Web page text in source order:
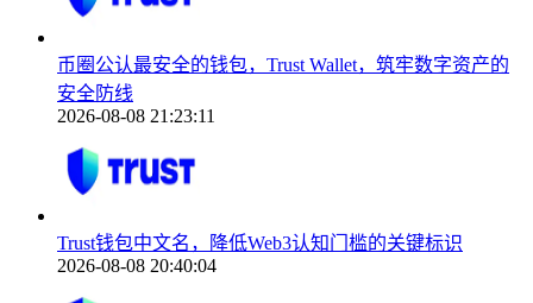
币圈公认最安全的钱包，Trust Wallet，筑牢数字资产的
安全防线
2026-08-08 21:23:11
Trust钱包中文名，降低Web3认知门槛的关键标识
2026-08-08 20:40:04